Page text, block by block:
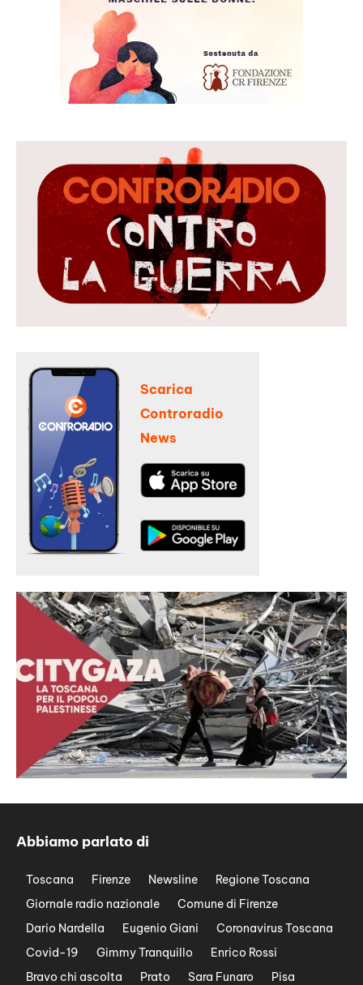
Scarica
Controradio
News
Abbiamo parlato di
Toscana Firenze Newsline
Regione Toscana
Giornale radio nazionale
Comune di Firenze
Dario Nardella
Eugenio Giani
Coronavirus Toscana
Covid-19
Gimmy Tranquillo
Enrico Rossi
Bravo chi ascolta
Prato Sara Funaro
Pisa